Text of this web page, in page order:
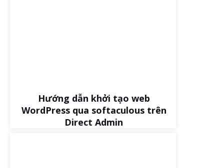
Hướng dẫn khởi tạo web
WordPress qua softaculous trên
Direct Admin